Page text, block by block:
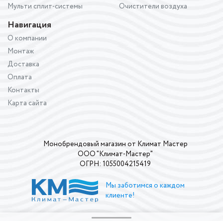
Мульти сплит-системы
Очистители воздуха
Навигация
О компании
Монтаж
Доставка
Оплата
Контакты
Карта сайта
Монобрендовый магазин от Климат Мастер
ООО "Климат-Мастер"
ОГРН: 1055004215419
Мы заботимся о каждом
клиенте!